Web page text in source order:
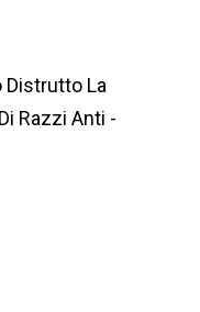
Distrutto La
Razzi Anti -